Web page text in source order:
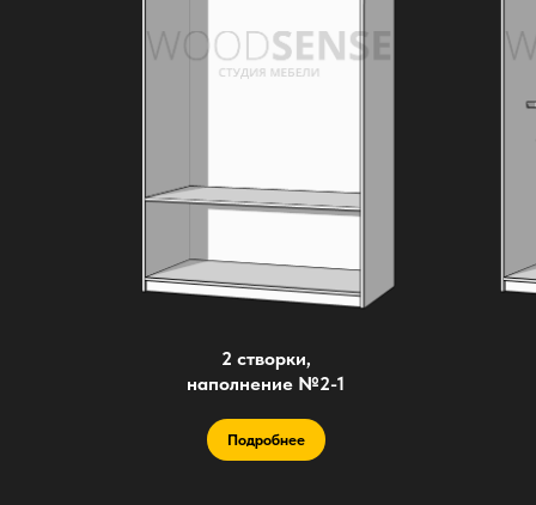
2 створки,
наполнение №2-1
Подробнее